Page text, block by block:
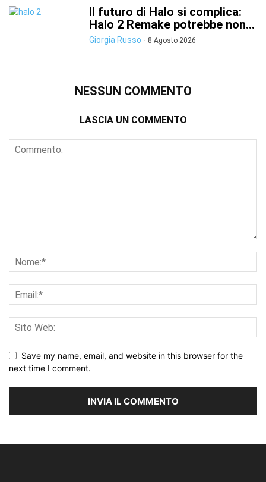
Il futuro di Halo si complica:
Halo 2 Remake potrebbe non...
Giorgia Russo - 8 Agosto 2026
NESSUN COMMENTO
LASCIA UN COMMENTO
Save my name, email, and website in this browser for the
next time I comment.